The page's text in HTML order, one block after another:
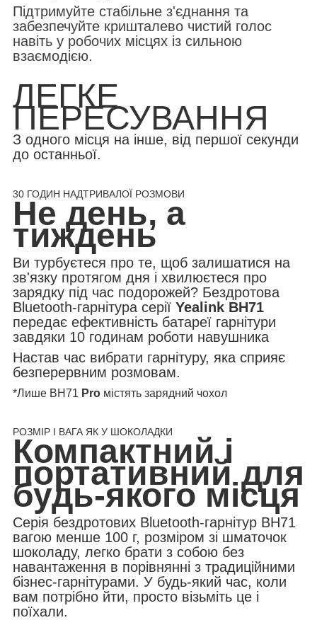
Підтримуйте стабільне з'єднання та
забезпечуйте кришталево чистий голос
навіть у робочих місцях із сильною
взаємодією.
ЛЕГКЕ
ПЕРЕСУВАННЯ
З одного місця на інше, від першої секунди
до останньої.
30 ГОДИН НАДТРИВАЛОЇ РОЗМОВИ
Не день, а
тиждень
Ви турбуєтеся про те, щоб залишатися на
зв'язку протягом дня і хвилюєтеся про
зарядку під час подорожей? Бездротова
Bluetooth-гарнітура серії Yealink BH71
передає ефективність батареї гарнітури
завдяки 10 годинам роботи навушника
Настав час вибрати гарнітуру, яка сприяє
безперервним розмовам.
*Лише BH71 Pro містять зарядний чохол
РОЗМІР І ВАГА ЯК У ШОКОЛАДКИ
Компактний і
портативний для
будь-якого місця
Серія бездротових Bluetooth-гарнітур BH71
вагою менше 100 г, розміром зі шматочок
шоколаду, легко брати з собою без
навантаження в порівнянні з традиційними
бізнес-гарнітурами. У будь-який час, коли
вам потрібно йти, просто візьміть це і
поїхали.